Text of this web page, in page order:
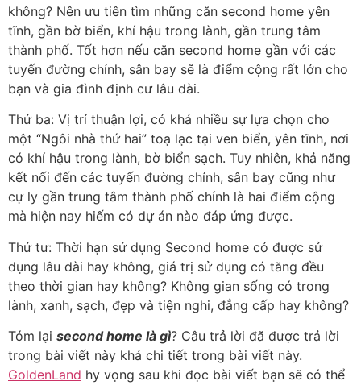
không? Nên ưu tiên tìm những căn second home yên
tĩnh, gần bờ biển, khí hậu trong lành, gần trung tâm
thành phố. Tốt hơn nếu căn second home gần với các
tuyến đường chính, sân bay sẽ là điểm cộng rất lớn cho
bạn và gia đình định cư lâu dài.
Thứ ba: Vị trí thuận lợi, có khá nhiều sự lựa chọn cho
một “Ngôi nhà thứ hai” toạ lạc tại ven biển, yên tĩnh, nơi
có khí hậu trong lành, bờ biển sạch. Tuy nhiên, khả năng
kết nối đến các tuyến đường chính, sân bay cũng như
cự ly gần trung tâm thành phố chính là hai điểm cộng
mà hiện nay hiếm có dự án nào đáp ứng được.
Thứ tư: Thời hạn sử dụng Second home có được sử
dụng lâu dài hay không, giá trị sử dụng có tăng đều
theo thời gian hay không? Không gian sống có trong
lành, xanh, sạch, đẹp và tiện nghi, đẳng cấp hay không?
Tóm lại second home là gì? Câu trả lời đã được trả lời
trong bài viết này khá chi tiết trong bài viết này.
GoldenLand hy vọng sau khi đọc bài viết bạn sẽ có thể